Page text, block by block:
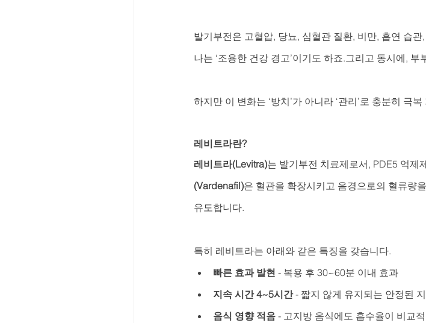
발기부전은 고혈압, 당뇨, 심혈관 질환, 비만, 흡연 습
나는 ‘조용한 건강 경고’이기도 하죠.그리고 동시에,
하지만 이 변화는 ‘방치’가 아니라 ‘관리’로 충분히 극
레비트라란?
레비트라(Levitra)는 발기부전 치료제로서, PDE5 억제
(Vardenafil)은 혈관을 확장시키고 음경으로의 혈류량
유도합니다.
특히 레비트라는 아래와 같은 특징을 갖습니다.
빠른 효과 발현 - 복용 후 30~60분 이내 효과
지속 시간 4~5시간 - 짧지 않게 유지되는 안정된
음식 영향 적음 - 고지방 음식에도 흡수율이 비교